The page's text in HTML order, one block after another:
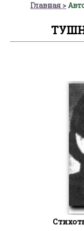
Главная